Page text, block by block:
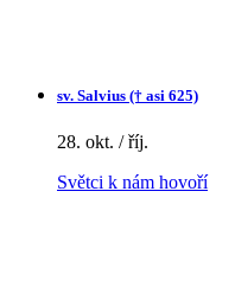
sv. Salvius († asi 625)
28. okt. / říj.
Světci k nám hovoří